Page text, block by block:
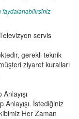
faydalanabilirsiniz
servis
gerekli teknik
ziyaret kuralları
İstediğiniz
Her Zaman